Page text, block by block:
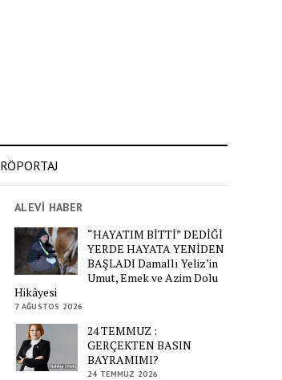
RÖPORTAJ
ALEVİ HABER
“HAYATIM BİTTİ” DEDİĞİ
YERDE HAYATA YENİDEN
BAŞLADI Damallı Yeliz’in
Umut, Emek ve Azim Dolu
Hikâyesi
7 AĞUSTOS 2026
24 TEMMUZ :
GERÇEKTEN BASIN
BAYRAMIMI?
24 TEMMUZ 2026